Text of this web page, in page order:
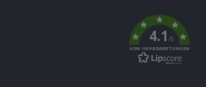
k
4.1/5
VON 1019 BEWERTUNGEN